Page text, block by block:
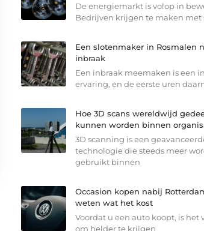
De energiemarkt is volop in
Bedrijven krijgen te maken met
Een slotenmaker in Rosmalen
inbraak
Een inbraak meemaken is een
ervaring, en de eerste uren
Hoe 3D scans wereldwijd
kunnen worden binnen
3D scanning is een
technologie die steeds meer
gebruikt binnen
Occasion kopen nabij
weten wat het kost
Voordat u een auto koopt, is het
om helder te krijgen